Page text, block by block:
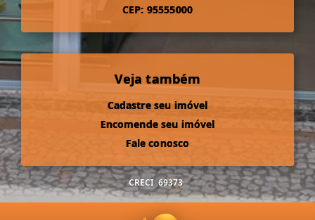
CEP: 95555000
Veja também
Cadastre seu imóvel
Encomende seu imóvel
Fale conosco
CRECI 69373